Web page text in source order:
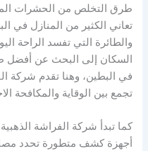
طرق التخلص من الحشرات
تعاني الكثير من المنازل في
والطائرة التي تفسد الراحة
السكان إلى البحث عن أفضل
في البطين، وهنا تقدم شركة
تجمع بين الوقاية والمكافحة
كما تبدأ شركة الفراشة
أجهزة كشف متطورة تحدد